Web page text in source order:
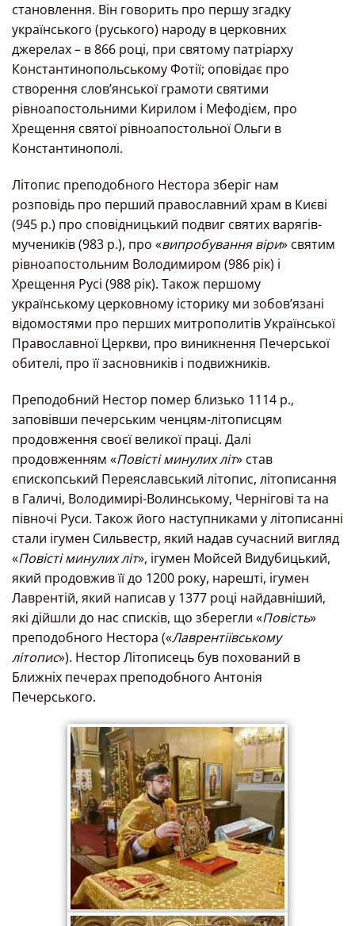
становлення. Він говорить про першу згадку
українського (руського) народу в церковних
джерелах – в 866 році, при святому патрiарху
Константинопольському Фотії; оповідає про
створення слов’янської грамоти святими
рівноапостольними Кирилом і Мефодієм, про
Хрещення святої рівноапостольної Ольги в
Константинополі.
Літопис преподобного Нестора зберіг нам
розповідь про перший православний храм в Києві
(945 р.) про сповідницький подвиг святих варягів-
мучеників (983 р.), про «випробування віри» святим
рівноапостольним Володимиром (986 рік) і
Хрещення Русі (988 рік). Також першому
українському церковному історику ми зобов’язані
відомостями про перших митрополитів Української
Православної Церкви, про виникнення Печерської
обителі, про її засновників і подвижників.
Преподобний Нестор помер близько 1114 р.,
заповівши печерським ченцям-літописцям
продовження своєї великої праці. Далі
продовженням «Повісті минулих літ» став
єпископський Переяславський літопис, літописання
в Галичі, Володимирі-Волинському, Чернігові та на
півночі Руси. Також його наступниками у літописанні
стали ігумен Сильвестр, який надав сучасний вигляд
«Повісті минулих літ», ігумен Мойсей Видубицький,
який продовжив її до 1200 року, нарешті, ігумен
Лаврентій, який написав у 1377 році найдавніший,
які дійшли до нас списків, що зберегли «Повість»
преподобного Нестора («Лаврентіївському
літопис»). Нестор Літописець був похований в
Ближніх печерах преподобного Антонія
Печерського.